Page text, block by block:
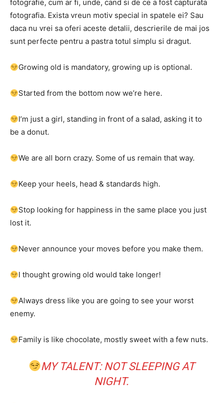
fotografie, cum ar fi, unde, cand si de ce a fost capturata
fotografia. Exista vreun motiv special in spatele ei? Sau
daca nu vrei sa oferi aceste detalii, descrierile de mai jos
sunt perfecte pentru a pastra totul simplu si dragut.
Growing old is mandatory, growing up is optional.
Started from the bottom now we’re here.
I’m just a girl, standing in front of a salad, asking it to
be a donut.
We are all born crazy. Some of us remain that way.
Keep your heels, head & standards high.
Stop looking for happiness in the same place you just
lost it.
Never announce your moves before you make them.
I thought growing old would take longer!
Always dress like you are going to see your worst
enemy.
Family is like chocolate, mostly sweet with a few nuts.
MY TALENT: NOT SLEEPING AT
NIGHT.